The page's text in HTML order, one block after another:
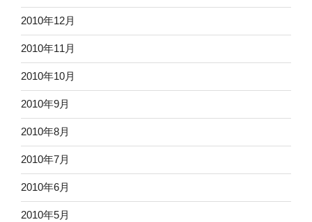
2010年12月
2010年11月
2010年10月
2010年9月
2010年8月
2010年7月
2010年6月
2010年5月